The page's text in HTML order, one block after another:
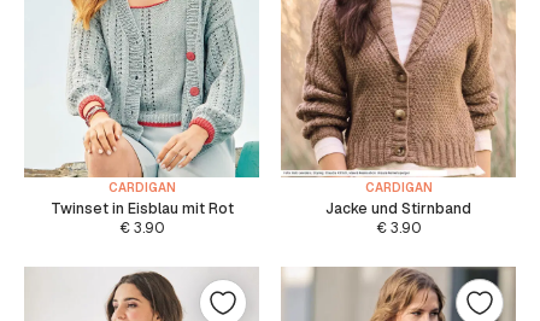
CARDIGAN
Twinset in Eisblau mit Rot
€3.90
CARDIGAN
Jacke und Stirnband
€3.90